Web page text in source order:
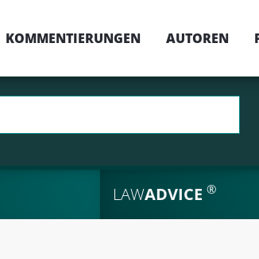
KOMMENTIERUNGEN AUTOREN
LAWADVICE ®